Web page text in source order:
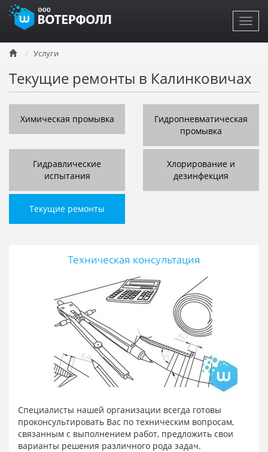
Перейти
основному
содержанию
Услуги
Текущие ремонты в Калинковичах
Химическая промывка
Гидропневматическая
промывка
Гидравлические
испытания
Хлорирование и
дезинфекция
Текущие ремонты
Техническая консультация
Специалисты нашей организации всегда готовы
проконсультировать Вас по техническим вопросам,
связанным с выполнением работ, предложить свои
варианты решения различного рода задач.